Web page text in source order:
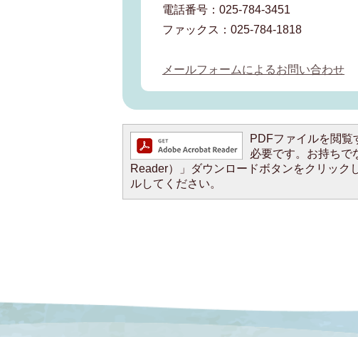
電話番号：025-784-3451
ファックス：025-784-1818
メールフォームによるお問い合わせ
PDFファイルを閲覧
必要です。お持ちで
Reader）」ダウンロードボタンをクリック
ルしてください。